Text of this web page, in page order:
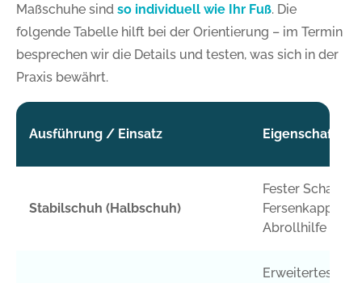
Maßschuhe sind so individuell wie Ihr Fuß. Die
folgende Tabelle hilft bei der Orientierung – im Termin
besprechen wir die Details und testen, was sich in der
Praxis bewährt.
Ausführung / Einsatz Eigenschaften
Stabilschuh (Halbschuh)
Fester Schaft,
Fersenkappe,
Abrollhilfe
Erweitertes